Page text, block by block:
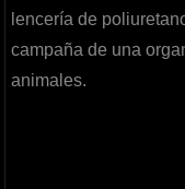
lencería de
campaña de una
animales.